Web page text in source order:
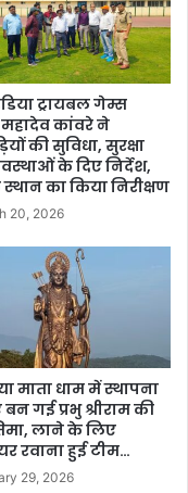
ट्रायबल गेम्स
कांवरे ने
की सुविधा, सुरक्षा
के दिए निर्देश,
का किया निरीक्षण
20, 2026
माता धाम में स्थापना
गई प्रभु श्रीराम की
लाने के लिए
रवाना हुई टीम…
29, 2026